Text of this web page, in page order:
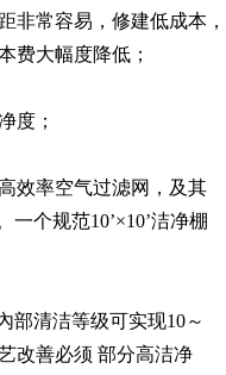
非常容易，修建低成本，
费大幅度降低；
度；
效率空气过滤网，及其
个规范10’×10’洁净棚
部清洁等级可实现10～
改善必须 部分高洁净